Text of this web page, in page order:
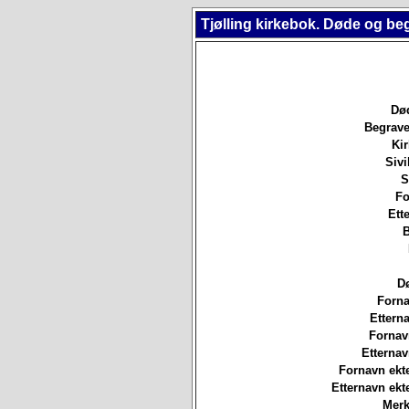
Tjølling kirkebok. Døde og
Fornavn
Etternavn